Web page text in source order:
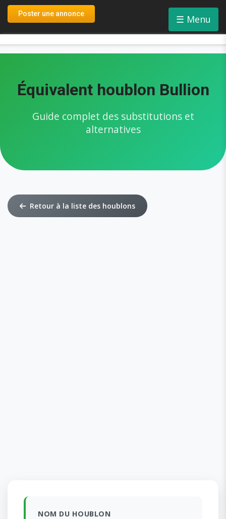
Poster une annonce
Inscription
☰ Menu
Équivalent houblon Bullion
Guide complet des substitutions et
alternatives
Retour à la liste des houblons
NOM DU HOUBLON